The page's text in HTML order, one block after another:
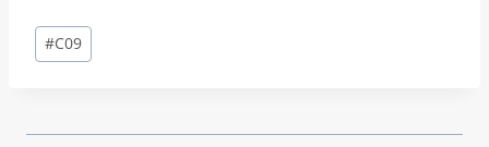
Schlagworte:
#C09